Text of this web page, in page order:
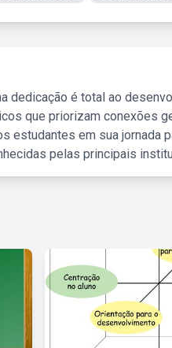
dedicação é total ao
que priorizam conexões
estudantes em sua jornada
pelas principais